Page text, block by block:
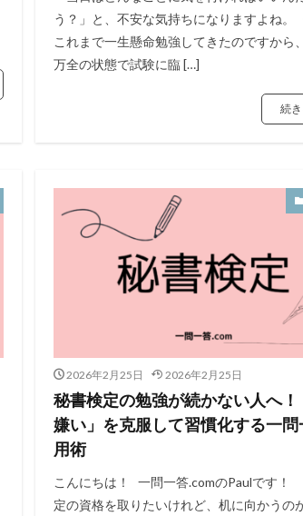
う？」と、不安な気持ちになりますよね。
これまで一生懸命勉強してきたのですから
万全の状態で試験に臨 […]
続
2026年2月25日 2026年2月25日
秘書検定の勉強が続かない人へ！
嫌い」を克服して習慣化する一問
用術
こんにちは！ 一問一答.comのPaulです！
定の資格を取りたいけれど、机に向かうの